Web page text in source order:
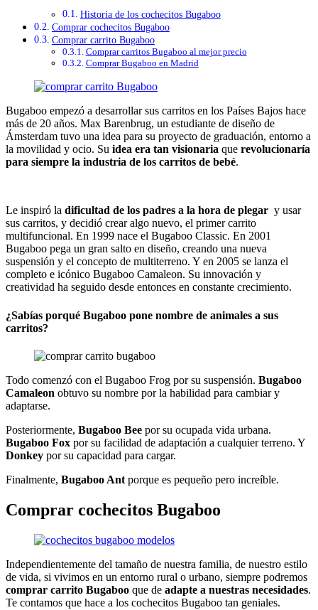
Historia de los cochecitos Bugaboo
Comprar cochecitos Bugaboo
Comprar carrito Bugaboo
Comprar carritos Bugaboo al mejor precio
Comprar Bugaboo en Madrid
Bugaboo empezó a desarrollar sus carritos en los Países Bajos hace
más de 20 años. Max Barenbrug, un estudiante de diseño de
Ámsterdam tuvo una idea para su proyecto de graduación, entorno a
la movilidad y ocio. Su idea era tan visionaria que revolucionaría
para siempre la industria de los carritos de bebé.
Le inspiró la dificultad de los padres a la hora de plegar y usar
sus carritos, y decidió crear algo nuevo, el primer carrito
multifuncional. En 1999 nace el Bugaboo Classic. En 2001
Bugaboo pega un gran salto en diseño, creando una nueva
suspensión y el concepto de multiterreno. Y en 2005 se lanza el
completo e icónico Bugaboo Camaleon. Su innovación y
creatividad ha seguido desde entonces en constante crecimiento.
¿Sabías porqué Bugaboo pone nombre de animales a sus
carritos?
Todo comenzó con el Bugaboo Frog por su suspensión. Bugaboo
Camaleon obtuvo su nombre por la habilidad para cambiar y
adaptarse.
Posteriormente, Bugaboo Bee por su ocupada vida urbana.
Bugaboo Fox por su facilidad de adaptación a cualquier terreno. Y
Donkey por su capacidad para cargar.
Finalmente, Bugaboo Ant porque es pequeño pero increíble.
Comprar cochecitos Bugaboo
Independientemente del tamaño de nuestra familia, de nuestro estilo
de vida, si vivimos en un entorno rural o urbano, siempre podremos
comprar carrito Bugaboo que de adapte a nuestras necesidades.
Te contamos que hace a los cochecitos Bugaboo tan geniales.